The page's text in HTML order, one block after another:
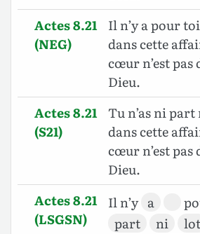
Actes 8.21
(NEG)
Il n’y a pour
dans cette
cœur n’est
Dieu.
Actes 8.21
(S21)
Tu n’as ni
dans cette
cœur n’est
Dieu.
Actes 8.21
(LSGSN)
Il n’y a
part
ni lot